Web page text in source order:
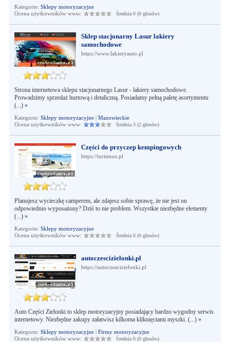
Kategorie: Sklepy motoryzacyjne
Ocena użytkowników www:
Średnia 0 (0 głosów)
Sklep stacjonarny Lasur lakiery
samochodowe
https://www.lakieryauto.pl
Strona internetowa sklepu stacjonarnego Lasur - lakiery samochodowe.
Prowadzimy sprzedaż hurtową i detaliczną. Posiadamy pełną paletę asortymentu
(...) »
Kategorie: Sklepy motoryzacyjne| Mazowieckie
Ocena użytkowników www:
Średnia 3 (2 głosów)
Części do przyczep kempingowych
https://turismus.pl
Planujesz wycieczkę camperem, ale zdajesz sobie sprawę, że nie jest on
odpowiednio wyposażony? Dziś to nie problem. Wszystkie niezbędne elementy
(...) »
Kategorie: Sklepy motoryzacyjne
Ocena użytkowników www:
Średnia 0 (0 głosów)
autoczescizielonki.pl
https://autoczescizielonki.pl
Auto Części Zielonki to sklep motoryzacyjny posiadający bardzo wygodny serwis
internetowy. Niezbędne zakupy załatwisz kilkoma kliknięciami myszki. (...) »
Kategorie: Sklepy motoryzacyjne| Firmy motoryzacyjne
Ocena użytkowników www:
Średnia 0 (0 głosów)